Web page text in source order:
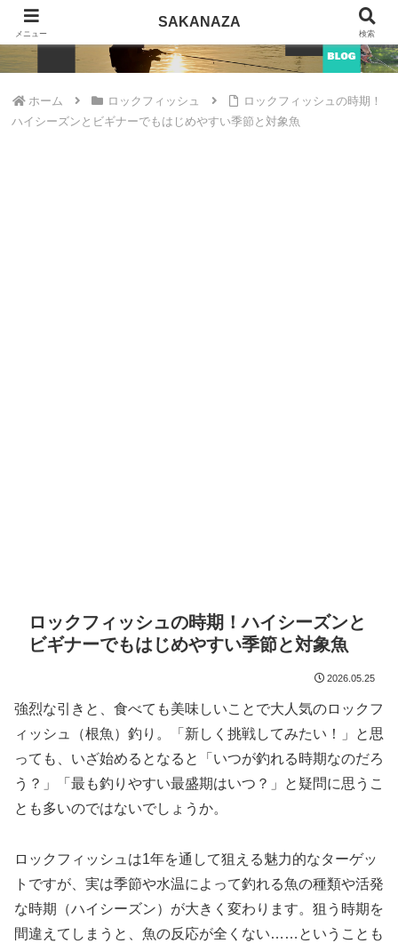
SAKANAZA
ホーム ロックフィッシュ
ロックフィッシュの時期！
ハイシーズンとビギナーでもはじめやすい季節と対象魚
ロックフィッシュの時期！ハイシーズンと
ビギナーでもはじめやすい季節と対象魚
2026.05.25
強烈な引きと、食べても美味しいことで大人気のロックフ
ィッシュ（根魚）釣り。「新しく挑戦してみたい！」と思
っても、いざ始めるとなると「いつが釣れる時期なのだろ
う？」「最も釣りやすい最盛期はいつ？」と疑問に思うこ
とも多いのではないでしょうか。
ロックフィッシュは1年を通して狙える魅力的なターゲッ
トですが、実は季節や水温によって釣れる魚の種類や活発
な時期（ハイシーズン）が大きく変わります。狙う時期を
間違えてしまうと、魚の反応が全くない……ということも
メニュー
SAKANAZA
検索